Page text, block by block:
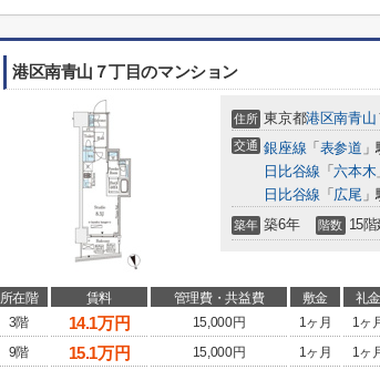
港区南青山７丁目のマンション
住所 東京都港区南青山
交通 銀座線 「 表参道
日比谷線 「六本木
日比谷線 「 広尾」
築年 築6年 階数 15階
所在階 賃料 管理費・共益費 敷金 礼金
3階
14.1万円 15,000円 1ヶ月 1ヶ
9階
15.1万円 15,000円 1ヶ月 1ヶ